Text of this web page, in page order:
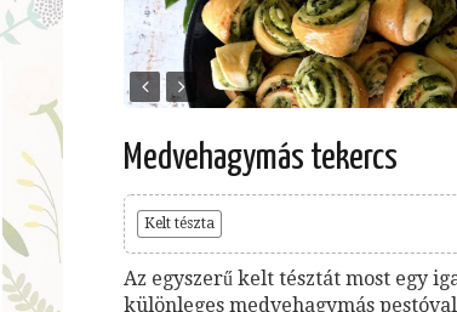
Medvehagymás tekercs
Kelt tészta
Az egyszerű kelt tésztát most egy
különleges medvehagymás